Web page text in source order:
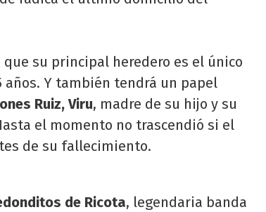
que su principal heredero es el único
años. Y también tendrá un papel
Ruiz, Viru, madre de su hijo y su
el momento no trascendió si el
de su fallecimiento.
de Ricota, legendaria banda